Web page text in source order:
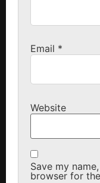
Email *
Website
Save my
browser for